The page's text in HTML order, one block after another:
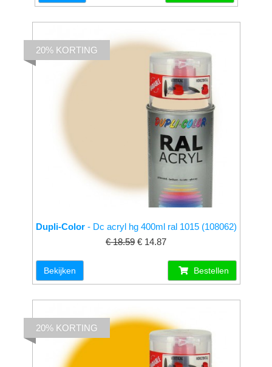
Dupli-Color- Dc acryl hg 400ml ral 1015 (108062)
€ 18.59 € 14.87
20% KORTING
Bekijken Bestellen
20% KORTING